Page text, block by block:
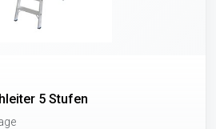
5 Stufen